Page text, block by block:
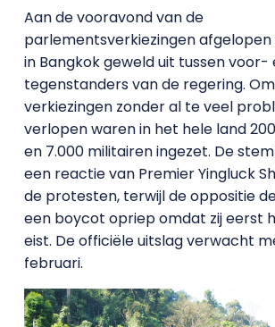
Aan de vooravond van de
parlementsverkiezingen
in Bangkok geweld uit tussen voor-
tegenstanders van de regering.
verkiezingen zonder al te veel
verlopen waren in het hele land
en 7.000 militairen ingezet. De
een reactie van Premier Yingluck
de protesten, terwijl de oppositie
een boycot opriep omdat zij eerst
eist. De officiële uitslag verwacht
februari.